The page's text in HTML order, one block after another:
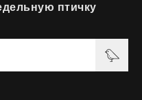
птичку